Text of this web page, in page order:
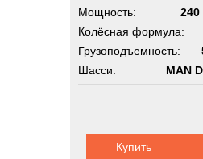
Мощность:
240
Колёсная формула:
Грузоподъемность:
Шасси:
MAN
Купить